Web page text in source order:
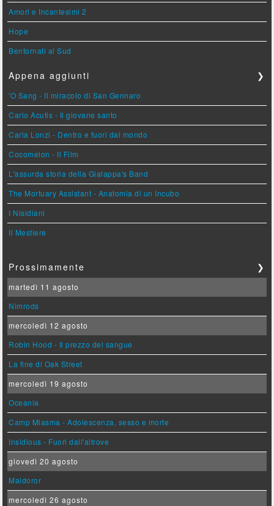
Amori e Incantesimi 2
Hope
Bentornati al Sud
Appena aggiunti ❯
'O Sang - Il miracolo di San Gennaro
Carlo Acutis - Il giovane santo
Carla Lonzi - Dentro e fuori dal mondo
Cocomelon - Il Film
L'assurda storia della Gialappa's Band
The Mortuary Assistant - Anatomia di un Incubo
I Nisidiani
Il Mestiere
Prossimamente ❯
martedì 11 agosto
Nimrods
mercoledì 12 agosto
Robin Hood - Il prezzo del sangue
La fine di Oak Street
mercoledì 19 agosto
Oceania
Camp Miasma - Adolescenza, sesso e morte
Insidious - Fuori dall'altrove
giovedì 20 agosto
Maldoror
mercoledì 26 agosto